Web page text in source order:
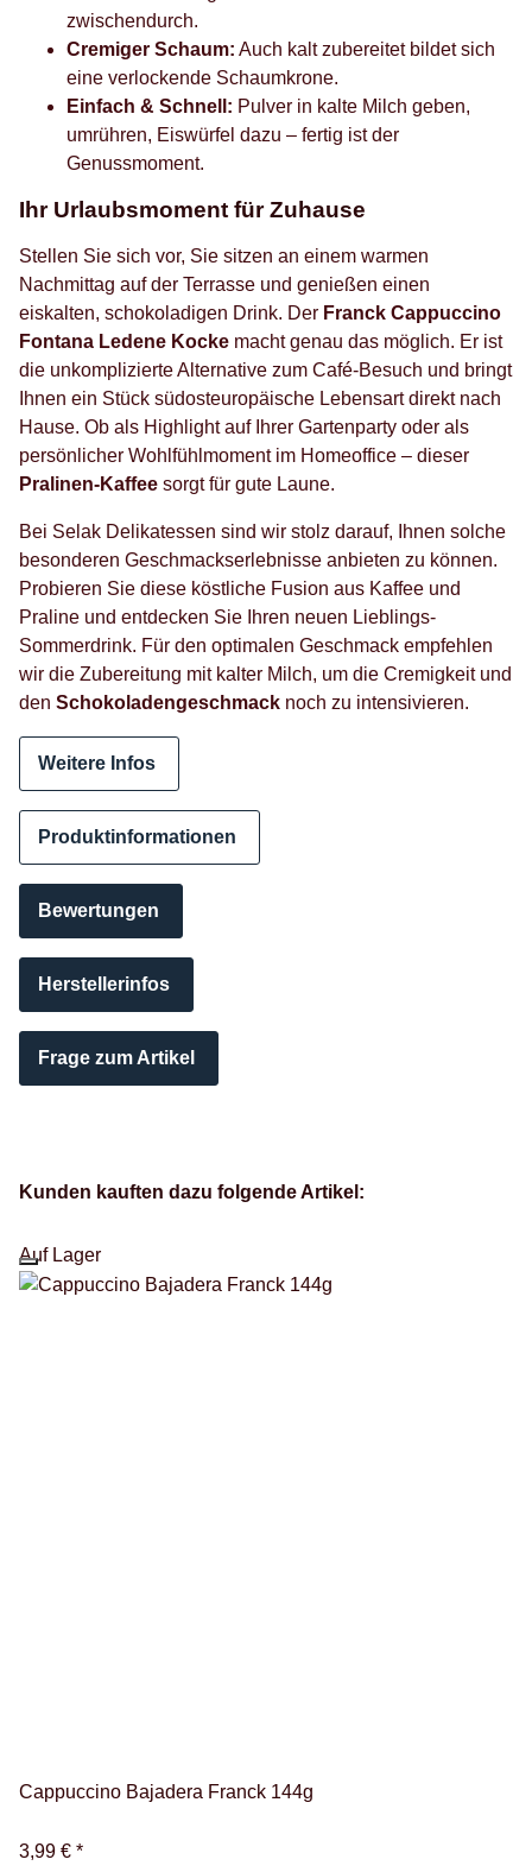
zwischendurch.
Cremiger Schaum: Auch kalt zubereitet bildet sich
eine verlockende Schaumkrone.
Einfach & Schnell: Pulver in kalte Milch geben,
umrühren, Eiswürfel dazu – fertig ist der
Genussmoment.
Ihr Urlaubsmoment für Zuhause
Stellen Sie sich vor, Sie sitzen an einem warmen
Nachmittag auf der Terrasse und genießen einen
eiskalten, schokoladigen Drink. Der Franck Cappuccino
Fontana Ledene Kocke macht genau das möglich. Er ist
die unkomplizierte Alternative zum Café-Besuch und bringt
Ihnen ein Stück südosteuropäische Lebensart direkt nach
Hause. Ob als Highlight auf Ihrer Gartenparty oder als
persönlicher Wohlfühlmoment im Homeoffice – dieser
Pralinen-Kaffee sorgt für gute Laune.
Bei Selak Delikatessen sind wir stolz darauf, Ihnen solche
besonderen Geschmackserlebnisse anbieten zu können.
Probieren Sie diese köstliche Fusion aus Kaffee und
Praline und entdecken Sie Ihren neuen Lieblings-
Sommerdrink. Für den optimalen Geschmack empfehlen
wir die Zubereitung mit kalter Milch, um die Cremigkeit und
den Schokoladengeschmack noch zu intensivieren.
Weitere Infos
Produktinformationen
Bewertungen
Herstellerinfos
Frage zum Artikel
Kunden kauften dazu folgende Artikel:
Auf Lager
Cappuccino Bajadera Franck 144g
3,99 € *